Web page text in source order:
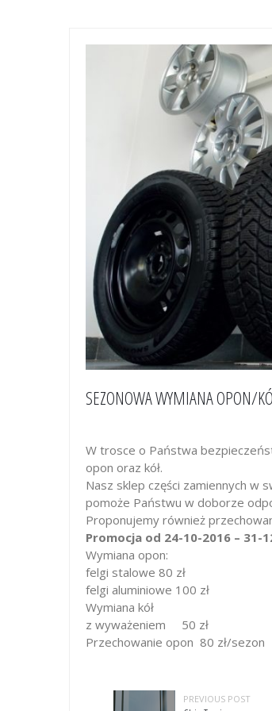
SEZONOWA WYMIANA OPON/
W trosce o Państwa
opon oraz kół.
Nasz sklep części zamiennych w
pomoże Państwu w doborze
Proponujemy również
Promocja od 24-10-2016 – 31-
Wymiana opon:
felgi stalowe 80 zł
felgi aluminiowe 100 zł
Wymiana kół
z wyważeniem 50 zł
Przechowanie opon 80 zł/sezon
PREVIOUS POST